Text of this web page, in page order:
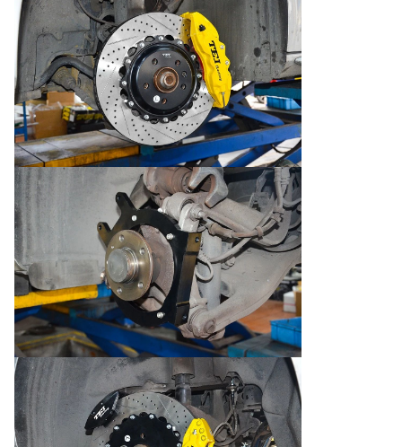
προϊόντων. Για παράδειγμα, μπορείτε να κάνετε κλικ
στοP60Sγια να ελέγξετε τις πληροφορίες φρένων
P60S.
2. Οι δαγκάνες P60S έχουν αναβαθμιστεί σε P60ES